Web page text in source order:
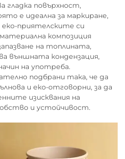
гладка повърхност,
е идеална за маркиране,
приятелските си
композиция
на топлината,
външната кондензация,
на употреба.
подбрани така, че да
и еко-отговорни, за да
изисквания на
и устойчивост.